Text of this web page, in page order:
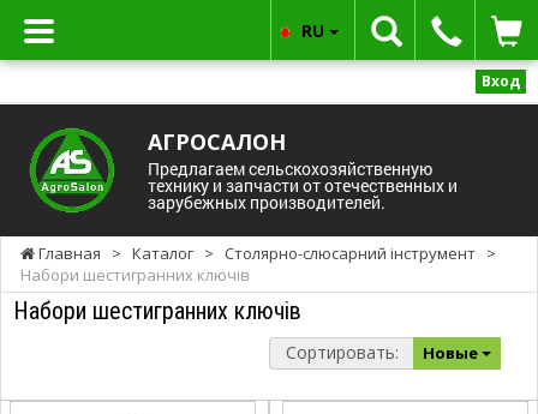
Вход
АГРОСАЛОН
Предлагаем сельскохозяйственную
технику и запчасти от отечественных и
зарубежных производителей.
RU
Главная > Каталог > Столярно-слюсарний інструмент >
Набори шестигранних ключів
Набори шестигранних ключів
Сортировать: Новые